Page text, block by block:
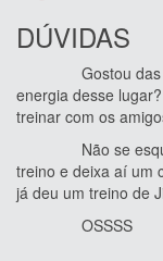
DÚVIDAS
Gostou das
energia desse
treinar com os
Não se esqueça
treino e deixa aí um
já deu um treino de
OSSSS